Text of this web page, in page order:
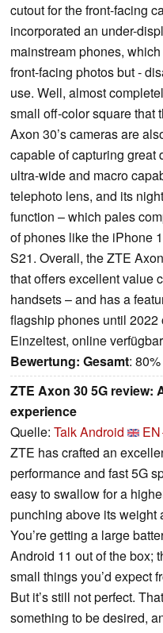
cutout for the front-facing
incorporated an under-
mainstream phones,
front-facing photos but -
use. Well, almost
small off-color square that
Axon 30’s cameras are
capable of capturing great
ultra-wide and macro
telephoto lens, and its
function – which pales
of phones like the iPhone
S21. Overall, the ZTE
that offers excellent value
handsets – and has a
flagship phones until 2022
Einzeltest, online
Bewertung: Gesamt: 80%
ZTE Axon 30 5G review:
experience
Quelle: Talk Android
ZTE has crafted an
performance and fast 5G
easy to swallow for a
punching above its weight
You’re getting a large
Android 11 out of the box;
small things you’d expect
But it’s still not perfect.
something to be desired,